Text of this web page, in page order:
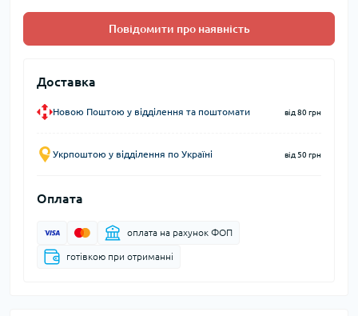
Повідомити про наявність
Доставка
Новою Поштою у відділення та поштомати від 80 грн
Укрпоштою у відділення по Україні від 50 грн
Оплата
оплата на рахунок ФОП
готівкою при отриманні